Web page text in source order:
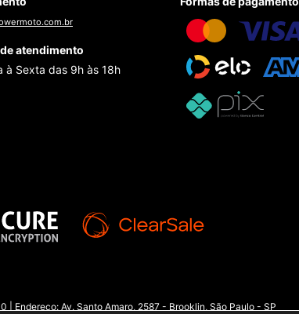
atendimento
à Sexta das 9h às 18h
Endereço: Av. Santo Amaro, 2587 - Brooklin, São Paulo - SP